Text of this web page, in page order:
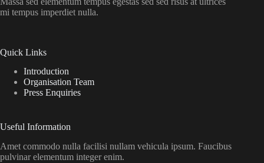
mi tempus imperdiet nulla.
Quick Links
Introduction
Organisation Team
Press Enquiries
Useful Information
Amet commodo nulla facilisi nullam vehicula ipsum. Faucibus
pulvinar elementum integer enim.